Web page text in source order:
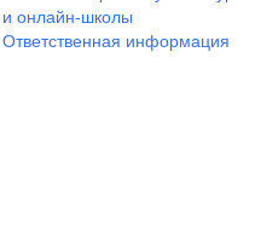
и онлайн-школы
Ответственная информация